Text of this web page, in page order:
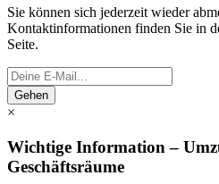
Sie können sich jederzeit wieder
Kontaktinformationen finden Sie in
Seite.
Gehen
×
Wichtige Information –
Geschäftsräume